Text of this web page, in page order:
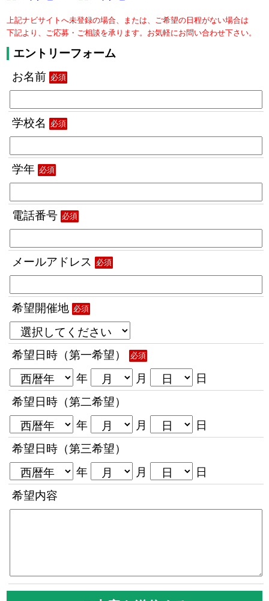
上記ナビサイトへ未登録の場合、または、ご希望の日程がない場合は
下記より、ご応募・ご相談を承ります。お気軽にお問い合わせ下さい。
エントリーフォーム
お名前 必須
学校名 必須
学年 必須
電話番号 必須
メールアドレス 必須
希望開催地 必須
希望日時（第一希望） 必須
年 月
日
希望日時（第二希望）
年
月
日
希望日時（第三希望）
年
月
日
希望内容